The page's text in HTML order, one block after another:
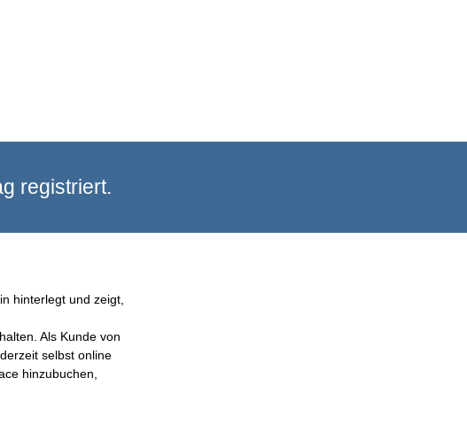
registriert.
hinterlegt und zeigt,
Als Kunde von
selbst online
hinzubuchen,